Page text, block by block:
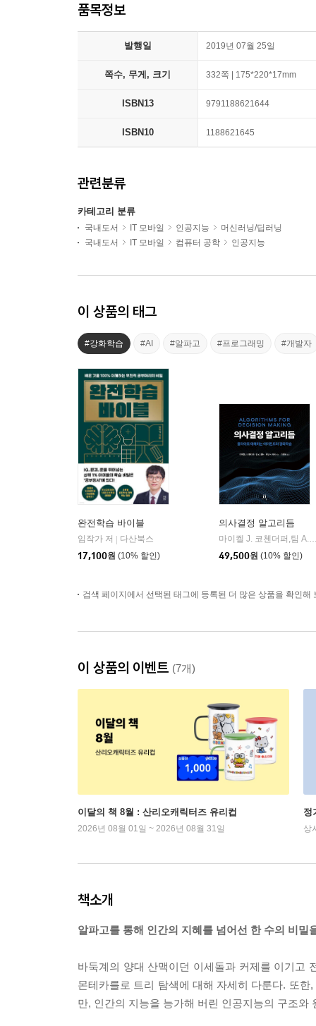
품목정보
발행일 2019년 07월 25일
쪽수, 무게, 크기 332쪽 | 175*220*17mm
ISBN13 9791188621644
ISBN10 1188621645
관련분류
카테고리 분류
국내도서 IT 모바일 인공지능
머신러닝/딥러닝
국내도서
IT 모바일 컴퓨터 공학 인공지능
이 상품의 태그
#강화학습 #AI #알파고 #프로그래밍 #개발자
완전학습 바이블
임작가 저
다산북스
17,100원 (10% 할인)
의사결정 알고리듬
마이켈 J. 코첸더퍼,팀 A. 윌러,카일
49,500원 (10% 할인)
검색 페이지에서 선택된 태그에 등록된 더 많은 상품을 확인해
이 상품의 이벤트 (7개)
이달의 책 8월 : 산리오캐릭터즈 유리컵
2026년 08월 01일 ~ 2026년 08월 31일
정
상
책소개
알파고를 통해 인간의 지혜를 넘어선 한 수의 비밀
바둑계의 양대 산맥이던 이세돌과 커제를 이기고
몬테카를로 트리 탐색에 대해 자세히 다룬다. 또
만, 인간의 지능을 능가해 버린 인공지능의 구조